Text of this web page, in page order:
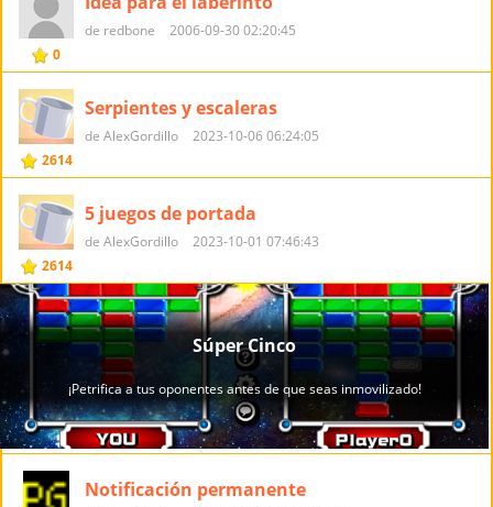
0
de redbone 2006-09-30 02:20:45
2614
Serpientes y escaleras
de AlexGordillo 2023-10-06 06:24:05
2614
5 juegos de portada
de AlexGordillo 2023-10-01 07:46:43
Notificación permanente